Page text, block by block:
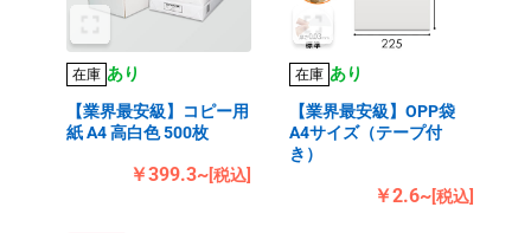
在庫 あり
【業界最安級】コピー用
紙 A4 高白色 500枚
￥399.3~[税込]
在庫 あり
【業界最安級】OPP袋
A4サイズ（テープ付
き）
￥2.6~[税込]